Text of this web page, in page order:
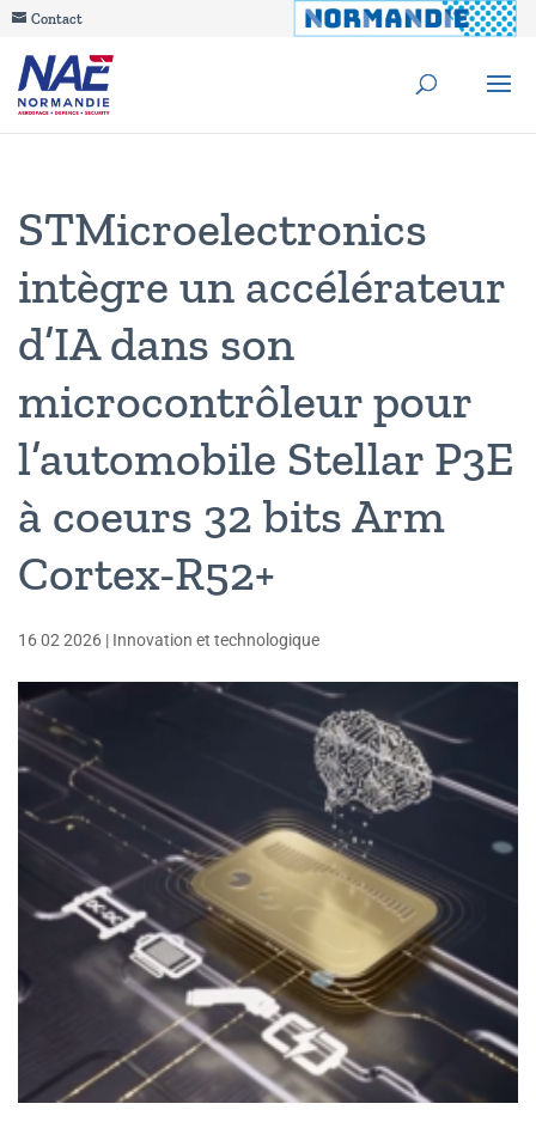
Contact
STMicroelectronics
intègre un accélérateur
d’IA dans son
microcontrôleur pour
l’automobile Stellar P3E
à coeurs 32 bits Arm
Cortex-R52+
16 02 2026 | Innovation et technologique